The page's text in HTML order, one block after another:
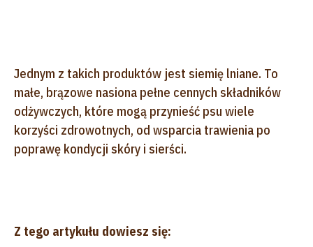
Jednym z takich produktów jest siemię lniane. To
małe, brązowe nasiona pełne cennych składników
odżywczych, które mogą przynieść psu wiele
korzyści zdrowotnych, od wsparcia trawienia po
poprawę kondycji skóry i sierści.
Z tego artykułu dowiesz się: